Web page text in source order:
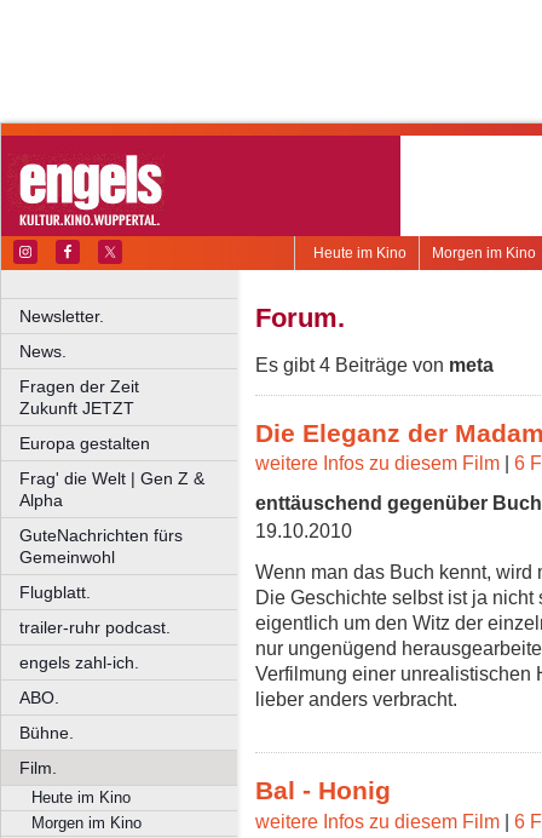
Morgen im Kino
Heute im Kino
Newsletter.
News.
Fragen der Zeit
Zukunft JETZT
Europa gestalten
Frag' die Welt | Gen Z &
Alpha
GuteNachrichten fürs
Gemeinwohl
Flugblatt.
trailer-ruhr podcast.
engels zahl-ich.
ABO.
Bühne.
Film.
Heute im Kino
Morgen im Kino
Forum.
Es gibt 4 Beiträge von meta
Die Eleganz der
weitere Infos zu diesem Film | 6
enttäuschend gegenüber Buch
19.10.2010
Wenn man das Buch kennt, wird
Die Geschichte selbst ist ja
eigentlich um den Witz der
nur ungenügend
Verfilmung einer unrealistischen
lieber anders verbracht.
Bal - Honig
weitere Infos zu diesem Film | 6